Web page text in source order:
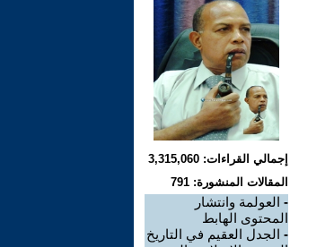
إجمالي القراءات: 3,315,060
المقالات المنشورة: 791
- العولمة وانتشار
المحتوى الهابط
- الجدل العقيم في التاريخ